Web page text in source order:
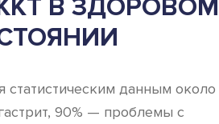
В ЗДОРОВОМ
данным около
90% — проблемы с